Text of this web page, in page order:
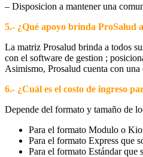
– Disposicion a mantener una
5.- ¿Qué apoyo brinda ProSalud
La matriz Prosalud brinda a todos
con el software de gestion ;
Asimismo, Prosalud cuenta con una
6.- ¿Cuál es el costo de ingreso
Depende del formato y tamaño de
Para el formato Modulo o
Para el formato Express que
Para el formato Estándar